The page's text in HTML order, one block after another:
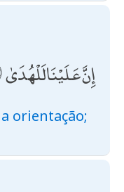
إِنَّ عَلَيْنَا لَلْهُدَىٰ
orientação;